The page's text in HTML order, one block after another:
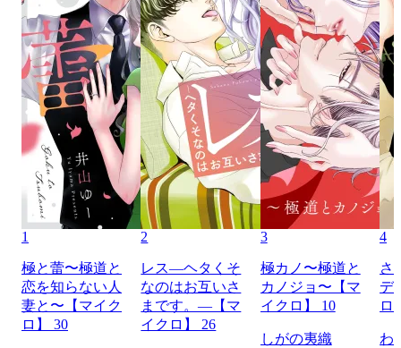
1
極と蕾〜極道と
恋を知らない人
妻と〜【マイク
ロ】 30
2
レス―ヘタくそ
なのはお互いさ
まです。―【マ
イクロ】 26
3
極カノ〜極道と
カノジョ〜【マ
イクロ】 10
しがの夷織
4
さ
デ
ロ
わ